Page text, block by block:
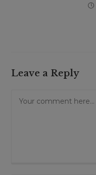
Leave a Reply